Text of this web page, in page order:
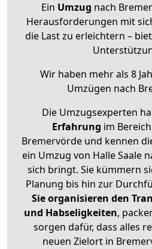
Ein Umzug nach
Herausforderungen mit
die Last zu erleichtern –
Wir haben mehr als 8
Umzügen nach
Die Umzugsexperten
Erfahrung im
Bremervörde und kennen
ein Umzug von Halle Saale
sich bringt. Sie kümmern
Planung bis hin zur
Sie organisieren den
und Habseligkeiten,
sorgen dafür, dass alles
neuen Zielort in